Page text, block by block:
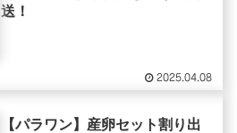
送！
2025.04.08
【パラワン】産卵セット割り出